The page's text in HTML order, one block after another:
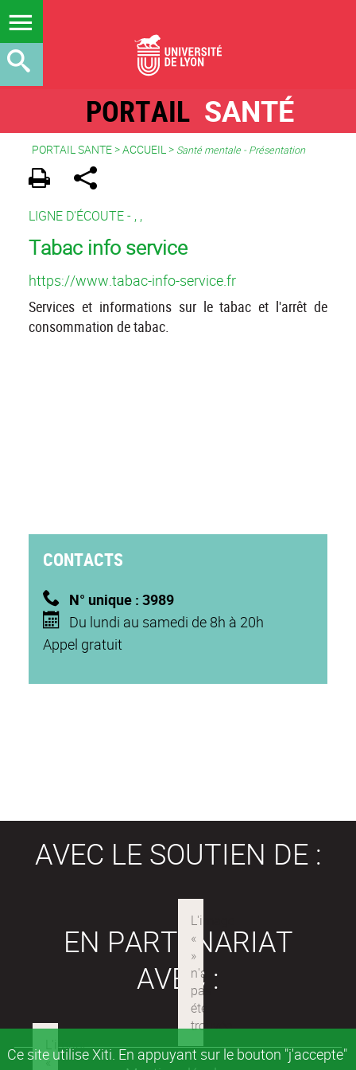
Ce site utilise Xiti. En appuyant sur le bouton "j'accepte"
PORTAIL SANTÉ
PORTAIL SANTE>ACCUEIL> Santé mentale - Présentation
LIGNE D'ÉCOUTE - , ,
Tabac info service
https://www.tabac-info-service.fr
Services et informations sur le tabac et l'arrêt de
consommation de tabac.
CONTACTS
N° unique : 3989
Du lundi au samedi de 8h à 20h
Appel gratuit
AVEC LE SOUTIEN DE :
EN PARTENARIAT
AVEC :